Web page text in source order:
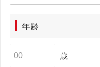
年齢
歳